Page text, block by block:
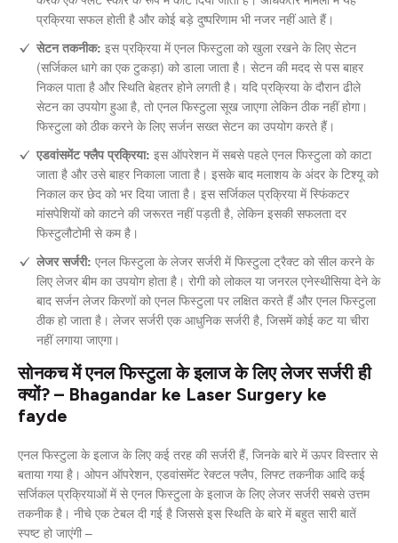
प्रक्रिया सफल होती है और कोई बड़े दुष्परिणाम भी नजर नहीं आते हैं।
सेटन तकनीक: इस प्रक्रिया में एनल फिस्टुला को खुला रखने के लिए सेटन
(सर्जिकल धागे का एक टुकड़ा) को डाला जाता है। सेटन की मदद से पस बाहर
निकल पाता है और स्थिति बेहतर होने लगती है। यदि प्रक्रिया के दौरान ढीले
सेटन का उपयोग हुआ है, तो एनल फिस्टुला सूख जाएगा लेकिन ठीक नहीं होगा।
फिस्टुला को ठीक करने के लिए सर्जन सख्त सेटन का उपयोग करते हैं।
एडवांसमेंट फ्लैप प्रक्रिया: इस ऑपरेशन में सबसे पहले एनल फिस्टुला को काटा
जाता है और उसे बाहर निकाला जाता है। इसके बाद मलाशय के अंदर के टिश्यू को
निकाल कर छेद को भर दिया जाता है। इस सर्जिकल प्रक्रिया में स्फिंकटर
मांसपेशियों को काटने की जरूरत नहीं पड़ती है, लेकिन इसकी सफलता दर
फिस्टुलौटोमी से कम है।
लेजर सर्जरी: एनल फिस्टुला के लेजर सर्जरी में फिस्टुला ट्रैक्ट को सील करने के
लिए लेजर बीम का उपयोग होता है। रोगी को लोकल या जनरल एनेस्थीसिया देने के
बाद सर्जन लेजर किरणों को एनल फिस्टुला पर लक्षित करते हैं और एनल फिस्टुला
ठीक हो जाता है। लेजर सर्जरी एक आधुनिक सर्जरी है, जिसमें कोई कट या चीरा
नहीं लगाया जाएगा।
सोनकच में एनल फिस्टुला के इलाज के लिए लेजर सर्जरी ही
क्यों? – Bhagandar ke Laser Surgery ke
fayde
एनल फिस्टुला के इलाज के लिए कई तरह की सर्जरी हैं, जिनके बारे में ऊपर विस्तार से
बताया गया है। ओपन ऑपरेशन, एडवांसमेंट रेक्टल फ्लैप, लिफ्ट तकनीक आदि कई
सर्जिकल प्रक्रियाओं में से एनल फिस्टुला के इलाज के लिए लेजर सर्जरी सबसे उत्तम
तकनीक है। नीचे एक टेबल दी गई है जिससे इस स्थिति के बारे में बहुत सारी बातें
स्पष्ट हो जाएंगी –